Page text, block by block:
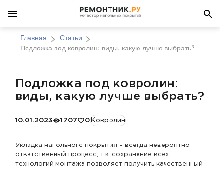
Главная
Статьи
Подложка под ковролин: виды, какую лучше выбрать?
Подложка под ковролин:
виды, какую лучше выбрать?
10.01.2023 1707 0Ковролин
Укладка напольного покрытия – всегда невероятно
ответственный процесс, т.к. сохранение всех
технологий монтажа позволяет получить качественный